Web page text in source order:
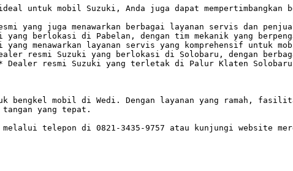
ideal untuk mobil Suzuki, Anda juga dapat
yang juga menawarkan berbagai layanan servis dan
berlokasi di Pabelan, dengan tim mekanik yang
yang menawarkan layanan servis yang komprehensif untuk
Dealer resmi Suzuki yang berlokasi di Solobaru, dengan
Dealer resmi Suzuki yang terletak di Palur Klaten
bengkel mobil di Wedi. Dengan layanan yang ramah,
tangan yang tepat.
melalui telepon di 0821-3435-9757 atau kunjungi